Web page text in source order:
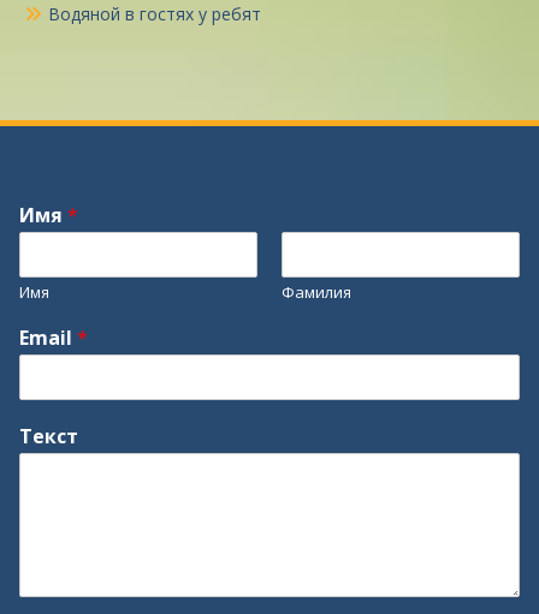
Водяной в гостях у ребят
Имя *
Имя Фамилия
Email *
Текст